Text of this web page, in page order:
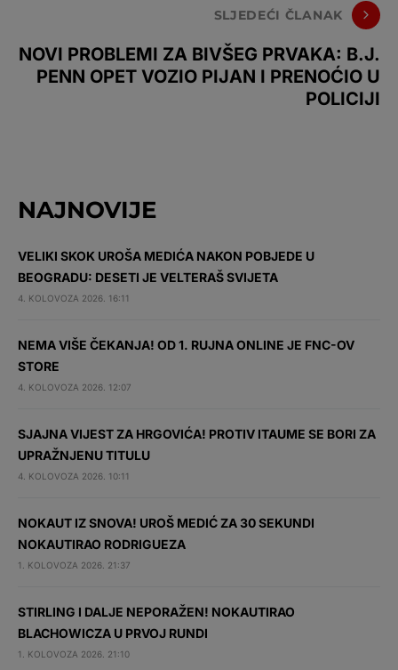
SLJEDEĆI ČLANAK
NOVI PROBLEMI ZA BIVŠEG PRVAKA: B.J.
PENN OPET VOZIO PIJAN I PRENOĆIO U
POLICIJI
NAJNOVIJE
VELIKI SKOK UROŠA MEDIĆA NAKON POBJEDE U
BEOGRADU: DESETI JE VELTERAŠ SVIJETA
4. KOLOVOZA 2026. 16:11
NEMA VIŠE ČEKANJA! OD 1. RUJNA ONLINE JE FNC-OV
STORE
4. KOLOVOZA 2026. 12:07
SJAJNA VIJEST ZA HRGOVIĆA! PROTIV ITAUME SE BORI ZA
UPRAŽNJENU TITULU
4. KOLOVOZA 2026. 10:11
NOKAUT IZ SNOVA! UROŠ MEDIĆ ZA 30 SEKUNDI
NOKAUTIRAO RODRIGUEZA
1. KOLOVOZA 2026. 21:37
STIRLING I DALJE NEPORAŽEN! NOKAUTIRAO
BLACHOWICZA U PRVOJ RUNDI
1. KOLOVOZA 2026. 21:10